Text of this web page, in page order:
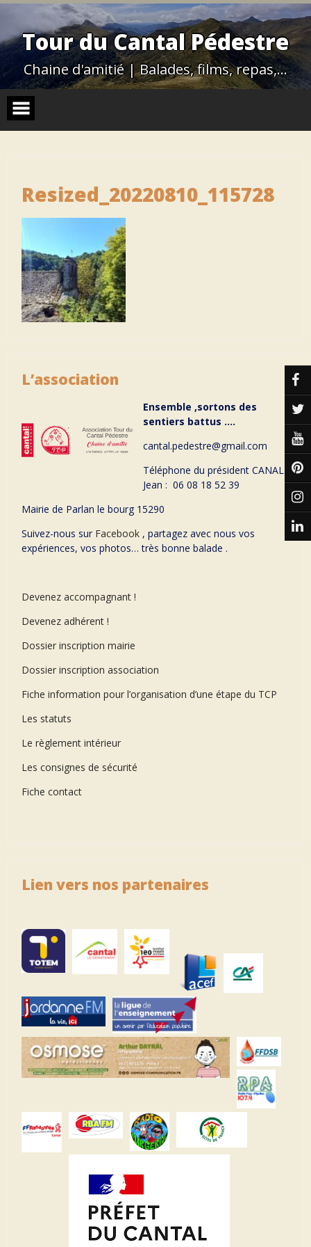
Skip
contentTour du Cantal Pédestre
Chaine d'amitié | Balades, films, repas,…
Resized_20220810_115728
L’association
Ensemble ,sortons des
sentiers battus ….
cantal.pedestre@gmail.com
Téléphone du président CANAL
Jean : 06 08 18 52 39
Mairie de Parlan le bourg 15290
Suivez-nous sur Facebook , partagez avec nous vos
expériences, vos photos… très bonne balade .
Devenez accompagnant !
Devenez adhérent !
Dossier inscription mairie
Dossier inscription association
Fiche information pour l’organisation d’une étape du TCP
Les statuts
Le règlement intérieur
Les consignes de sécurité
Fiche contact
Lien vers nos partenaires